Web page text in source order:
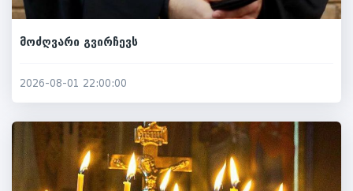
მოძღვარი გვირჩევს
2026-08-01 22:00:00